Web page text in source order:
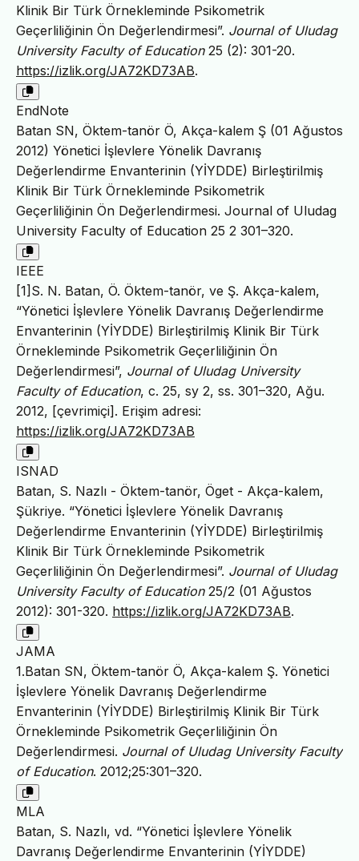
Klinik Bir Türk Örnekleminde Psikometrik
Geçerliliğinin Ön Değerlendirmesi”. Journal of Uludag
University Faculty of Education25 (2): 301-20.
https://izlik.org/JA72KD73AB.
EndNote
Batan SN, Öktem-tanör Ö, Akça-kalem Ş (01 Ağustos
2012) Yönetici İşlevlere Yönelik Davranış
Değerlendirme Envanterinin (YİYDDE) Birleştirilmiş
Klinik Bir Türk Örnekleminde Psikometrik
Geçerliliğinin Ön Değerlendirmesi. Journal of Uludag
University Faculty of Education 25 2 301–320.
IEEE
[1]S. N. Batan, Ö. Öktem-tanör, ve Ş. Akça-kalem,
“Yönetici İşlevlere Yönelik Davranış Değerlendirme
Envanterinin (YİYDDE) Birleştirilmiş Klinik Bir Türk
Örnekleminde Psikometrik Geçerliliğinin Ön
Değerlendirmesi”, Journal of Uludag University
Faculty of Education, c. 25, sy 2, ss. 301–320, Ağu.
2012, [çevrimiçi]. Erişim adresi:
https://izlik.org/JA72KD73AB
ISNAD
Batan, S. Nazlı - Öktem-tanör, Öget - Akça-kalem,
Şükriye. “Yönetici İşlevlere Yönelik Davranış
Değerlendirme Envanterinin (YİYDDE) Birleştirilmiş
Klinik Bir Türk Örnekleminde Psikometrik
Geçerliliğinin Ön Değerlendirmesi”. Journal of Uludag
University Faculty of Education25/2 (01 Ağustos
2012): 301-320. https://izlik.org/JA72KD73AB.
JAMA
1.Batan SN, Öktem-tanör Ö, Akça-kalem Ş. Yönetici
İşlevlere Yönelik Davranış Değerlendirme
Envanterinin (YİYDDE) Birleştirilmiş Klinik Bir Türk
Örnekleminde Psikometrik Geçerliliğinin Ön
Değerlendirmesi. Journal of Uludag University Faculty
of Education. 2012;25:301–320.
MLA
Batan, S. Nazlı, vd. “Yönetici İşlevlere Yönelik
Davranış Değerlendirme Envanterinin (YİYDDE)